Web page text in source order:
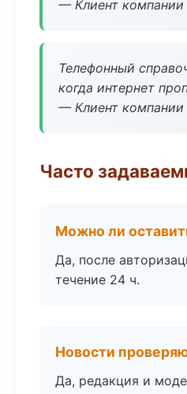
— Клиент компании
Телефонный
когда интернет
— Клиент компании
Часто
Можно ли
Да, после
течение 24 ч.
Новости
Да, редакция и